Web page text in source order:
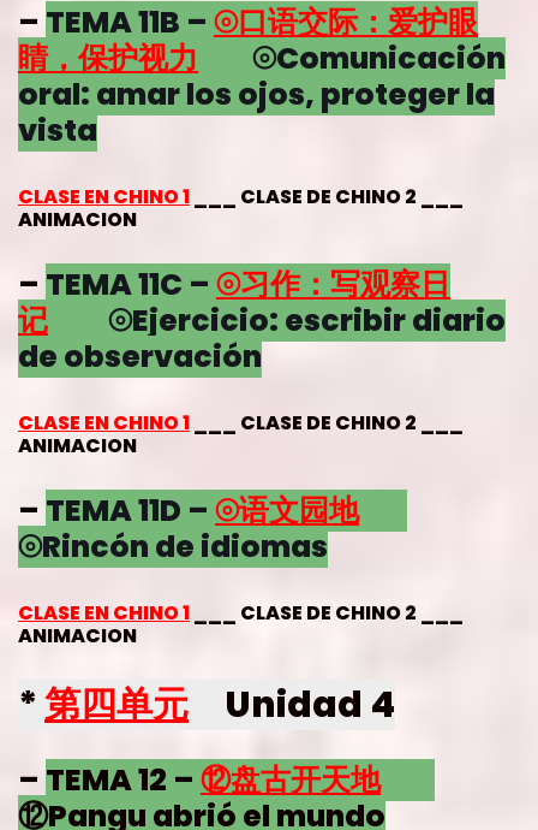
– TEMA 11B – ⦾口语交际：爱护眼
睛，保护视力 ⦾Comunicación
oral: amar los ojos, proteger la
vista
CLASE EN CHINO 1 ___ CLASE DE CHINO 2 ___
ANIMACION
– TEMA 11C – ⦾习作：写观察日
记 ⦾Ejercicio: escribir diario
de observación
CLASE EN CHINO 1 ___ CLASE DE CHINO 2 ___
ANIMACION
– TEMA 11D – ⦾语文园地
⦾Rincón de idiomas
CLASE EN CHINO 1 ___ CLASE DE CHINO 2 ___
ANIMACION
*第四单元 Unidad 4
– TEMA 12 – ⑫盘古开天地
⑫Pangu abrió el mundo